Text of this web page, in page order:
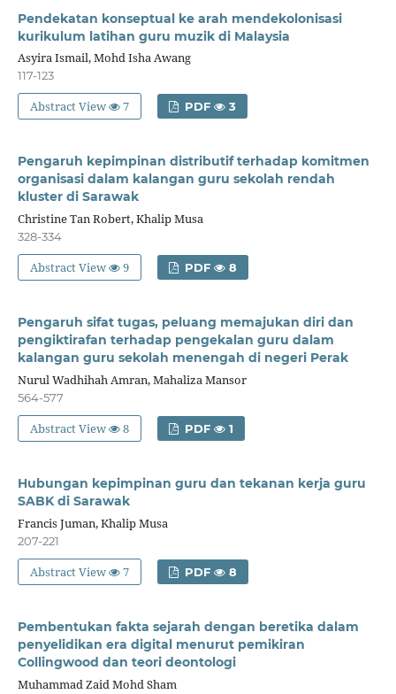
Pendekatan konseptual ke arah mendekolonisasi
kurikulum latihan guru muzik di Malaysia
Asyira Ismail, Mohd Isha Awang
117-123
Abstract View 7 PDF 3
Pengaruh kepimpinan distributif terhadap komitmen
organisasi dalam kalangan guru sekolah rendah
kluster di Sarawak
Christine Tan Robert, Khalip Musa
328-334
Abstract View 9 PDF 8
Pengaruh sifat tugas, peluang memajukan diri dan
pengiktirafan terhadap pengekalan guru dalam
kalangan guru sekolah menengah di negeri Perak
Nurul Wadhihah Amran, Mahaliza Mansor
564-577
Abstract View 8 PDF 1
Hubungan kepimpinan guru dan tekanan kerja guru
SABK di Sarawak
Francis Juman, Khalip Musa
207-221
Abstract View 7 PDF 8
Pembentukan fakta sejarah dengan beretika dalam
penyelidikan era digital menurut pemikiran
Collingwood dan teori deontologi
Muhammad Zaid Mohd Sham